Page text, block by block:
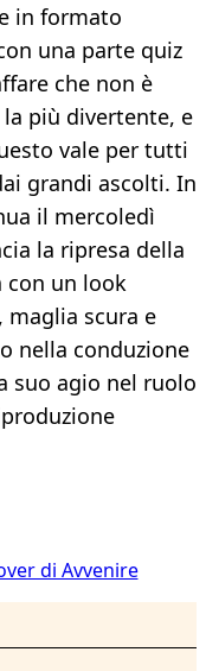
in formato
una parte quiz
che non è
più divertente, e
vale per tutti
grandi ascolti. In
il mercoledì
la ripresa della
con un look
maglia scura e
nella conduzione
suo agio nel ruolo
di Avvenire